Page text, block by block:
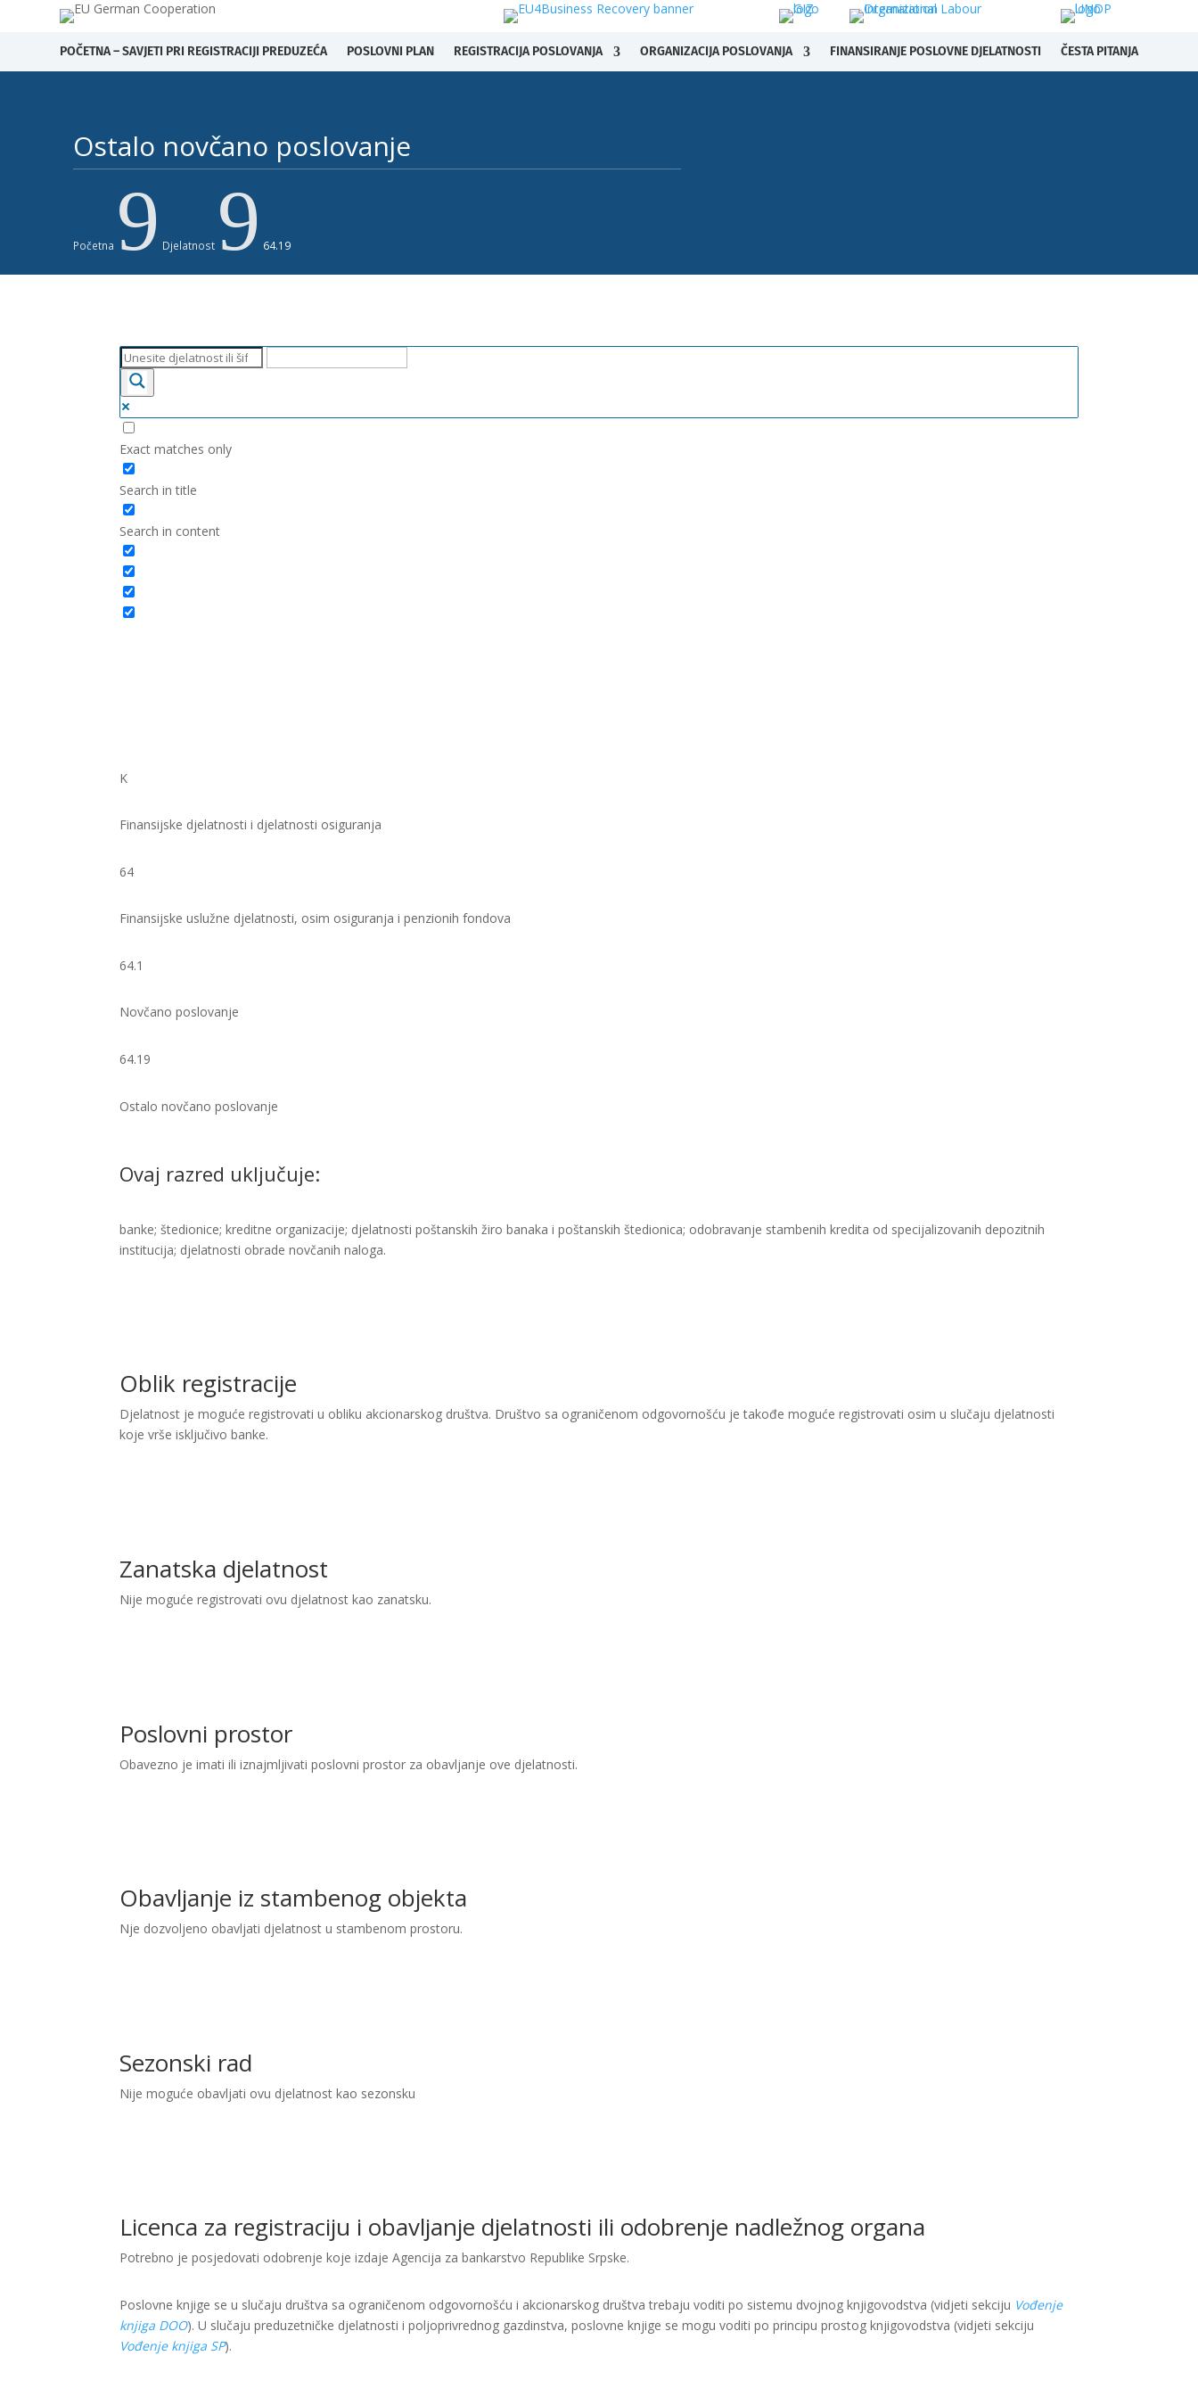
POČETNA – SAVJETI PRI REGISTRACIJI PREDUZEĆA POSLOVNI PLAN REGISTRACIJA POSLOVANJA ORGANIZACIJA POSLOVANJA FINANSIRANJE POSLOVNE DJELATNOSTI ČESTA PITANJA
Ostalo novčano poslovanje ​
Početna 9 Djelatnost 9 64.19
Exact matches only
Search in title
Search in content
K
Finansijske djelatnosti i djelatnosti osiguranja
64
Finansijske uslužne djelatnosti, osim osiguranja i penzionih fondova
64.1
Novčano poslovanje
64.19
Ostalo novčano poslovanje ​
Ovaj razred uključuje:
banke; štedionice; kreditne organizacije; djelatnosti poštanskih žiro banaka i poštanskih štedionica; odobravanje stambenih kredita od specijalizovanih depozitnih
institucija; djelatnosti obrade novčanih naloga.​​
Oblik registracije
Djelatnost je moguće registrovati u obliku akcionarskog društva. Društvo sa ograničenom odgovornošću je takođe moguće registrovati osim u slučaju djelatnosti
koje vrše isključivo banke.
Zanatska djelatnost
Nije moguće registrovati ovu djelatnost kao zanatsku.
Poslovni prostor
Obavezno je imati ili iznajmljivati poslovni prostor za obavljanje ove djelatnosti.
Obavljanje iz stambenog objekta
Nje dozvoljeno obavljati djelatnost u stambenom prostoru.
Sezonski rad
Nije moguće obavljati ovu djelatnost kao sezonsku
Licenca za registraciju i obavljanje djelatnosti ili odobrenje nadležnog organa
Potrebno je posjedovati odobrenje koje izdaje Agencija za bankarstvo Republike Srpske.
Poslovne knjige se u slučaju društva sa ograničenom odgovornošću i akcionarskog društva trebaju voditi po sistemu dvojnog knjigovodstva (vidjeti sekciju Vođenje
knjiga DOO). U slučaju preduzetničke djelatnosti i poljoprivrednog gazdinstva, poslovne knjige se mogu voditi po principu prostog knjigovodstva (vidjeti sekciju
Vođenje knjiga SP).